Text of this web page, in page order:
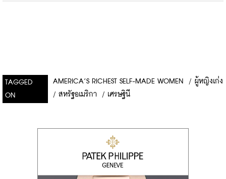
TAGGED
ON
AMERICA’S RICHEST SELF-MADE WOMEN / ผู้หญิงเก่ง
/ สหรัฐอเมริกา / เศรษฐินี